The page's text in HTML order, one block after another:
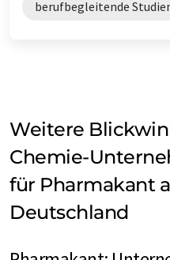
berufbegleitende
Weitere
Chemie-
für Pharmakant
Deutschland